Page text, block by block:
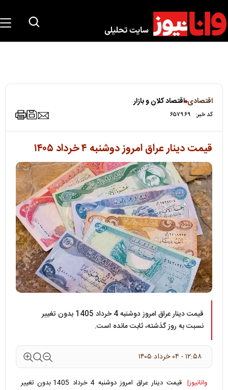
اقتصادی اقتصاد کلان و بازار
کد خبر: ۶۵۷۹۶۹
قیمت دینار عراق امروز دوشنبه ۴ خرداد ۱۴۰۵
قیمت دینار عراق امروز دوشنبه 4 خرداد 1405 بدون تغییر
نسبت به روز گذشته، ثابت مانده است.
۱۲:۵۸ - ۰۴ خرداد ۱۴۰۵
وانانیوز|
قیمت دینار عراق امروز دوشنبه 4 خرداد 1405 بدون تغییر